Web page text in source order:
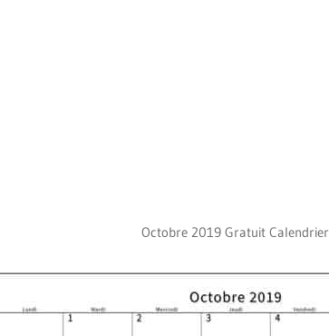
Octobre 2019 Gratuit Calendrier